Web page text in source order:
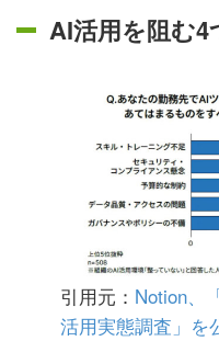
AI活用を阻む4
引用元： Notion、
活用実態調査」を